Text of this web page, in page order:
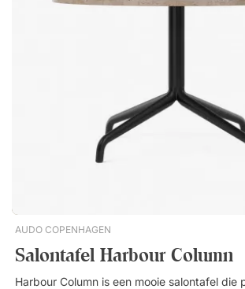
AUDO COPENHAGEN
Salontafel Harbour Column
Harbour Column is een mooie salontafel die